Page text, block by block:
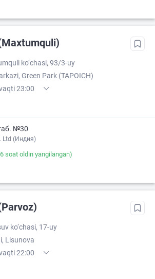
ko‘chasi, 93/3-uy
Green Park (TAPOICH)
23:00
XX
№30
Ltd (Индия)
soat oldin yangilangan)
ko‘chasi, 17-uy
Lisunova
22:00
XX